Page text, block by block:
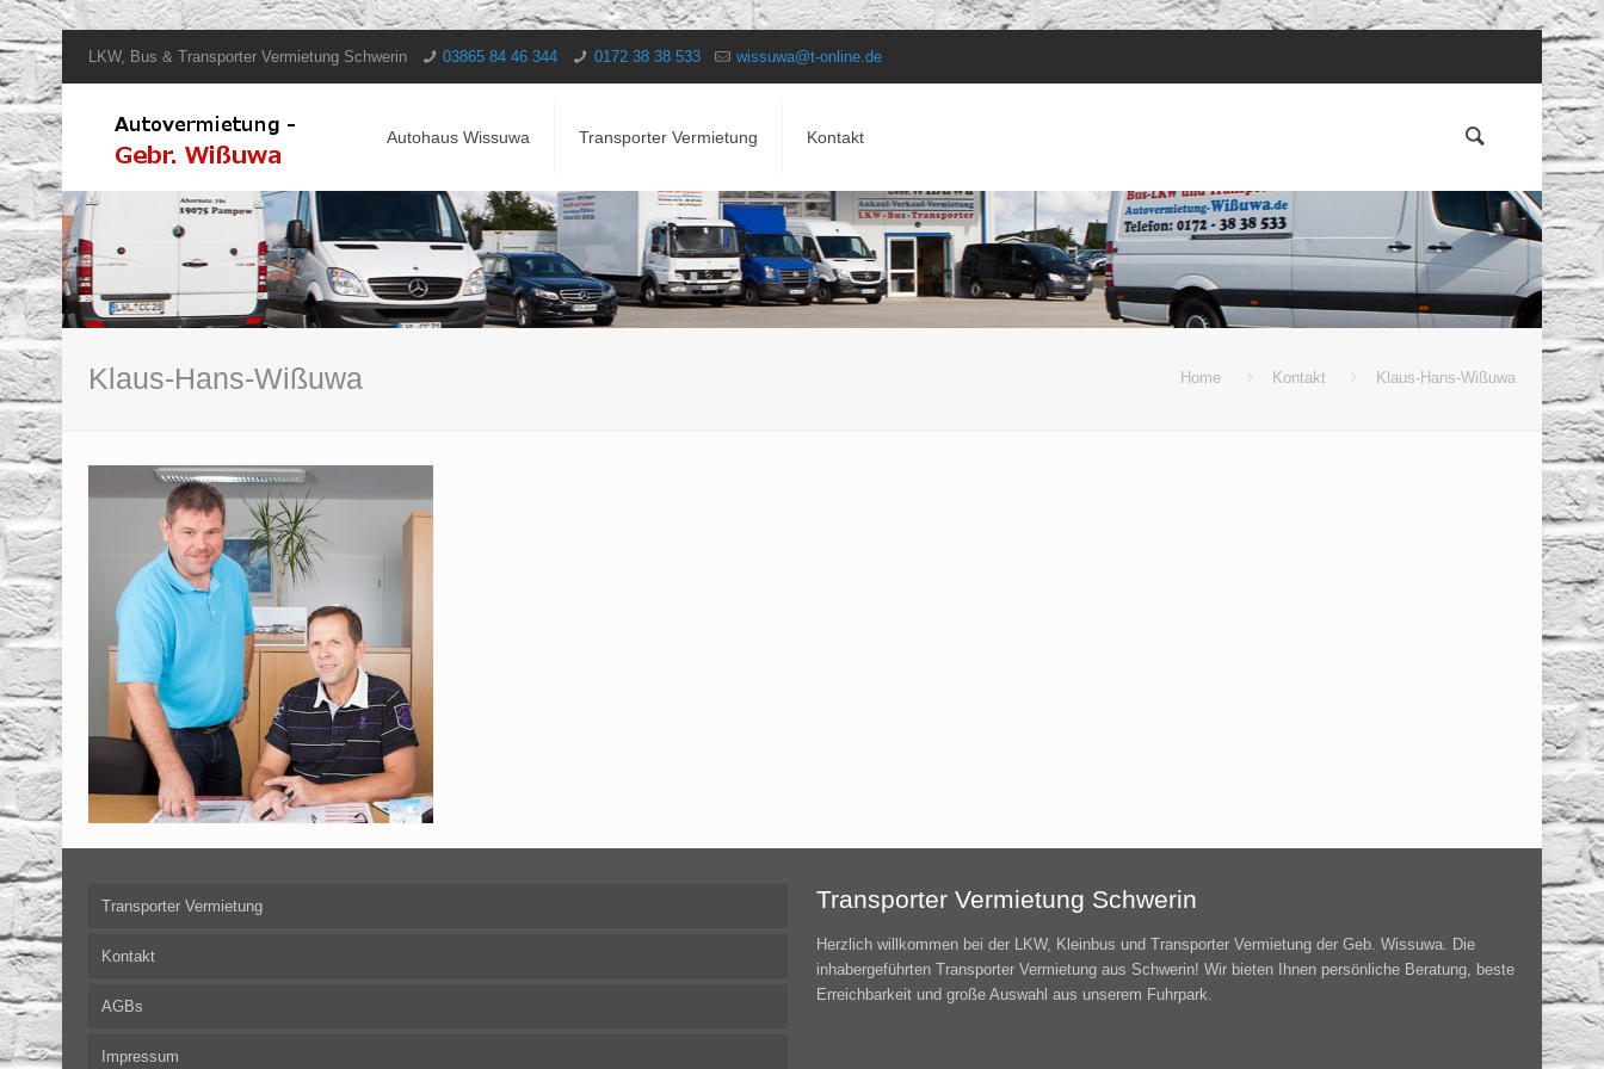
LKW, Bus & Transporter Vermietung Schwerin 03865 84 46 344 0172 38 38 533 wissuwa@t-online.de
Autohaus Wissuwa Transporter Vermietung Kontakt
Klaus-Hans-Wißuwa Home Kontakt Klaus-Hans-Wißuwa
Transporter Vermietung
Kontakt
AGBs
Impressum
Transporter Vermietung Schwerin
Herzlich willkommen bei der LKW, Kleinbus und Transporter Vermietung der Geb. Wissuwa. Die
inhabergeführten Transporter Vermietung aus Schwerin! Wir bieten Ihnen persönliche Beratung, beste
Erreichbarkeit und große Auswahl aus unserem Fuhrpark.